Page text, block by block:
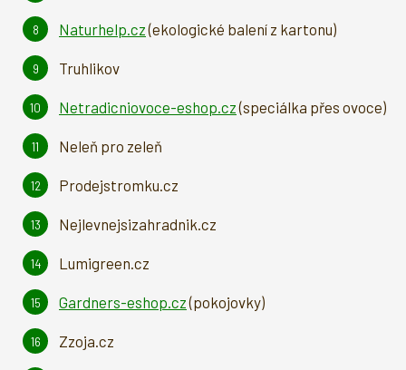
Naturhelp.cz(ekologické balení z kartonu)
Truhlikov
Netradicniovoce-eshop.cz(speciálka přes ovoce)
Neleň pro zeleň
Prodejstromku.cz
Nejlevnejsizahradnik.cz
Lumigreen.cz
Gardners-eshop.cz(pokojovky)
Zzoja.cz